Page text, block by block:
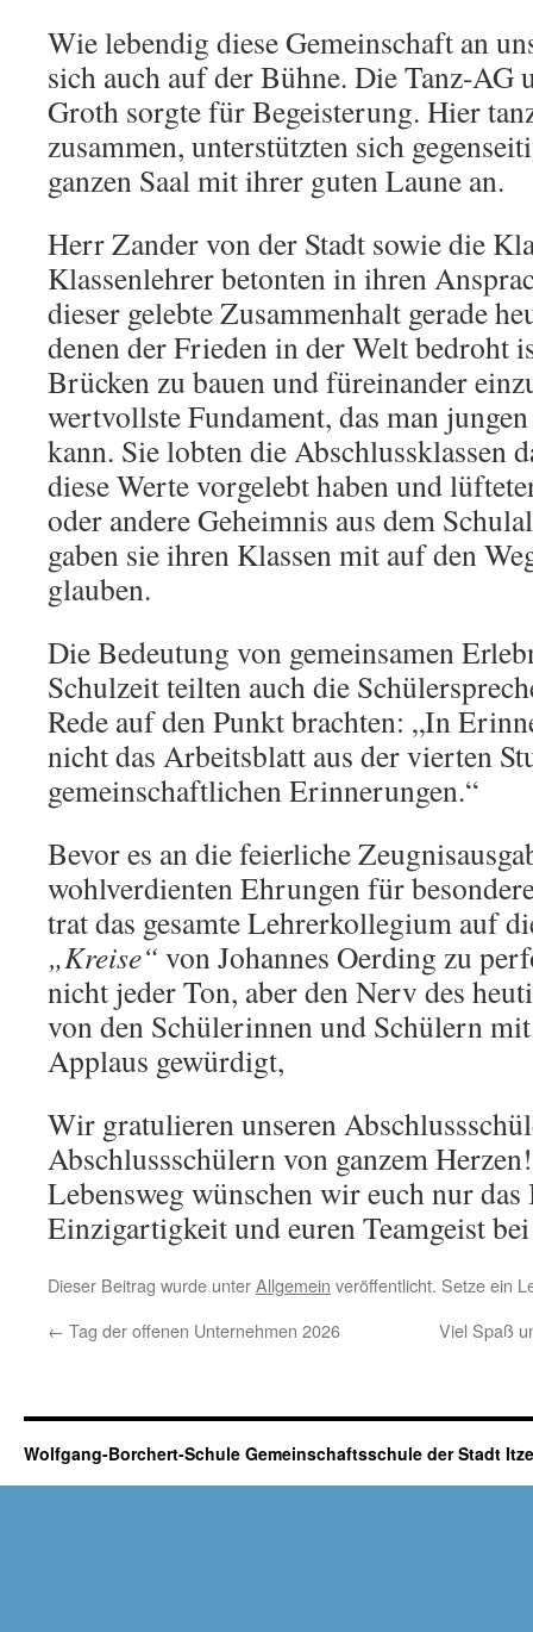
Wie lebendig diese Gemeinschaft an
sich auch auf der Bühne. Die Tanz-AG
Groth sorgte für Begeisterung. Hier
zusammen, unterstützten sich
ganzen Saal mit ihrer guten Laune an.
Herr Zander von der Stadt sowie die
Klassenlehrer betonten in ihren
dieser gelebte Zusammenhalt gerade
denen der Frieden in der Welt bedroht
Brücken zu bauen und füreinander
wertvollste Fundament, das man
kann. Sie lobten die Abschlussklassen
diese Werte vorgelebt haben und
oder andere Geheimnis aus dem
gaben sie ihren Klassen mit auf den
glauben.
Die Bedeutung von gemeinsamen
Schulzeit teilten auch die
Rede auf den Punkt brachten: „In
nicht das Arbeitsblatt aus der vierten
gemeinschaftlichen Erinnerungen.“
Bevor es an die feierliche
wohlverdienten Ehrungen für
trat das gesamte Lehrerkollegium auf
„Kreise“ von Johannes Oerding zu
nicht jeder Ton, aber den Nerv des
von den Schülerinnen und Schülern
Applaus gewürdigt,
Wir gratulieren unseren
Abschlussschülern von ganzem
Lebensweg wünschen wir euch nur das
Einzigartigkeit und euren Teamgeist
Dieser Beitrag wurde unterAllgemein veröffentlicht. Setze ein
← Tag der offenen Unternehmen 2026 Viel Spaß
Wolfgang-Borchert-Schule Gemeinschaftsschule der Stadt